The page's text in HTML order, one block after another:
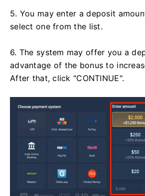
5. You may enter a deposit
select one from the list.
6. The system may offer you a
advantage of the bonus to
After that, click "CONTINUE".